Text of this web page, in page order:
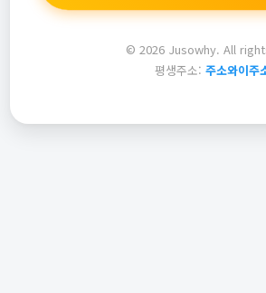
© 2026 Jusowhy. All
평생주소: 주소와이주